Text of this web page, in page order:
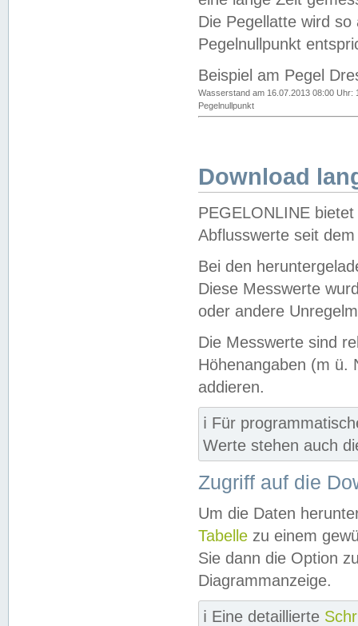
Die Pegellatte wird
Pegelnullpunkt
Beispiel am Pegel
Wasserstand am 16.07.2013 08:00 Uhr:
Pegelnullpunkt
Download
PEGELONLINE
Abflusswerte seit
Bei den
Diese Messwerte
oder andere
Die Messwerte sind
Höhenangaben (m ü.
addieren.
ℹ️ Für
Werte stehen auch
Zugriff auf die
Um die Daten
Tabelle zu einem
Sie dann die Option
Diagrammanzeige.
ℹ️ Eine detaillierte